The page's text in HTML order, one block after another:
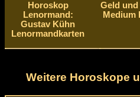
Horoskop
Lenormand:
Gustav Kühn
Lenormandkarten
Geld
Medium
Weitere Horoskope